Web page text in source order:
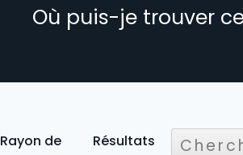
Où puis-je trouver
Rayon de
Résultats